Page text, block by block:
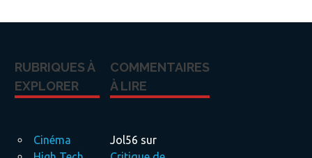
RUBRIQUES À
EXPLORER
Cinéma
COMMENTAIRES
À LIRE
Jol56 sur